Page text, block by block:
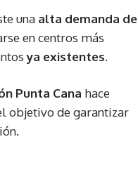
una alta demanda de
en centros más
ya existentes.
Punta Cana hace
objetivo de garantizar